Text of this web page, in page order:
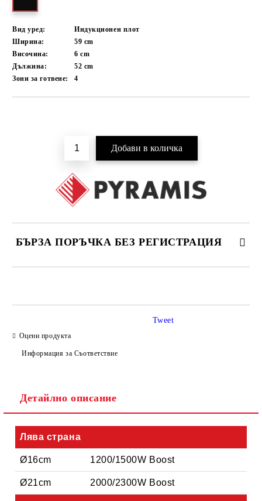
Вид уред:
Индукционен плот
Ширина:
59 cm
Височина:
6cm
Дължина:
52 cm
Зони за готвене:
4
БЪРЗА ПОРЪЧКА БЕЗ РЕГИСТРАЦИЯ
Ние ще се свържем с вас в рамките на работния ден.
Оцени продукта
Информация за Съответствие
Tweet
Детайлно описание
Лява страна
Ø16cm 1200/1500W Boost
Ø21cm 2000/2300W Boost